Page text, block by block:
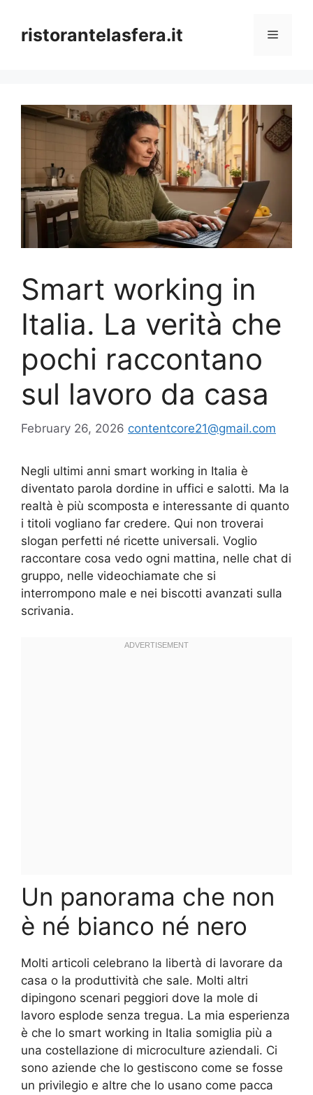
contentristorantelasfera.it Menu
Smart working in
Italia. La verità che
pochi raccontano
sul lavoro da casa
February 26, 2026 contentcore21@gmail.com
Negli ultimi anni smart working in Italia è
diventato parola dordine in uffici e salotti. Ma la
realtà è più scomposta e interessante di quanto
i titoli vogliano far credere. Qui non troverai
slogan perfetti né ricette universali. Voglio
raccontare cosa vedo ogni mattina, nelle chat di
gruppo, nelle videochiamate che si
interrompono male e nei biscotti avanzati sulla
scrivania.
Un panorama che non
è né bianco né nero
Molti articoli celebrano la libertà di lavorare da
casa o la produttività che sale. Molti altri
dipingono scenari peggiori dove la mole di
lavoro esplode senza tregua. La mia esperienza
è che lo smart working in Italia somiglia più a
una costellazione di microculture aziendali. Ci
sono aziende che lo gestiscono come se fosse
un privilegio e altre che lo usano come pacca